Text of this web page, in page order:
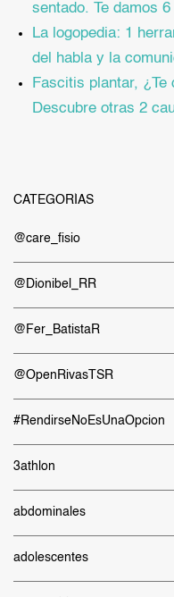
sentado. Te damos
La logopedia: 1
del habla y la
Fascitis plantar, ¿Te
Descubre otras 2
CATEGORÍAS
@care_fisio
@Dionibel_RR
@Fer_BatistaR
@OpenRivasTSR
#RendirseNoEsUnaOpcion
3athlon
abdominales
adolescentes